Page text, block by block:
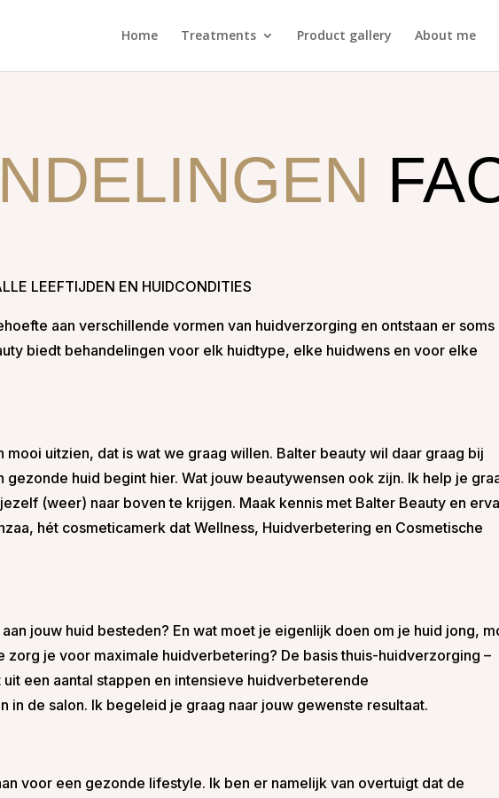
Home Treatments Product gallery About me
LEEFTIJDEN EN HUIDCONDITIES
aan verschillende vormen van huidverzorging en ontstaan er soms
biedt behandelingen voor elk huidtype, elke huidwens en voor elke
mooi uitzien, dat is wat we graag willen. Balter beauty wil daar graag bij
gezonde huid begint hier. Wat jouw beautywensen ook zijn. Ik help je
(weer) naar boven te krijgen. Maak kennis met Balter Beauty en
hét cosmeticamerk dat Wellness, Huidverbetering en Cosmetische
jouw huid besteden? En wat moet je eigenlijk doen om je huid jong,
zorg je voor maximale huidverbetering? De basis thuis-huidverzorging –
een aantal stappen en intensieve huidverbeterende
in de salon. Ik begeleid je graag naar jouw gewenste resultaat.
voor een gezonde lifestyle. Ik ben er namelijk van overtuigt dat de